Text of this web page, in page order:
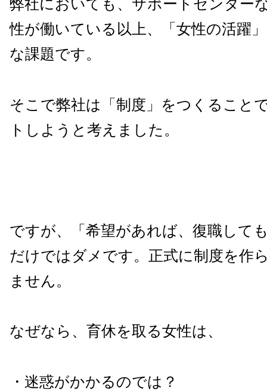
弊社においても、サポートセンター
性が働いている以上、「女性の活躍
な課題です。
そこで弊社は「制度」をつくること
トしようと考えました。
ですが、「希望があれば、復職して
だけではダメです。正式に制度を作
ません。
なぜなら、育休を取る女性は、
・迷惑がかかるのでは？